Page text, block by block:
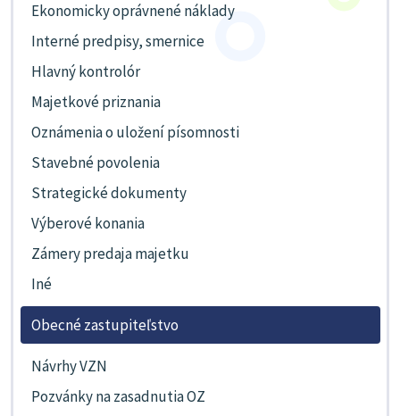
Ekonomicky oprávnené náklady
Interné predpisy, smernice
Hlavný kontrolór
Majetkové priznania
Oznámenia o uložení písomnosti
Stavebné povolenia
Strategické dokumenty
Výberové konania
Zámery predaja majetku
Iné
Obecné zastupiteľstvo
Návrhy VZN
Pozvánky na zasadnutia OZ